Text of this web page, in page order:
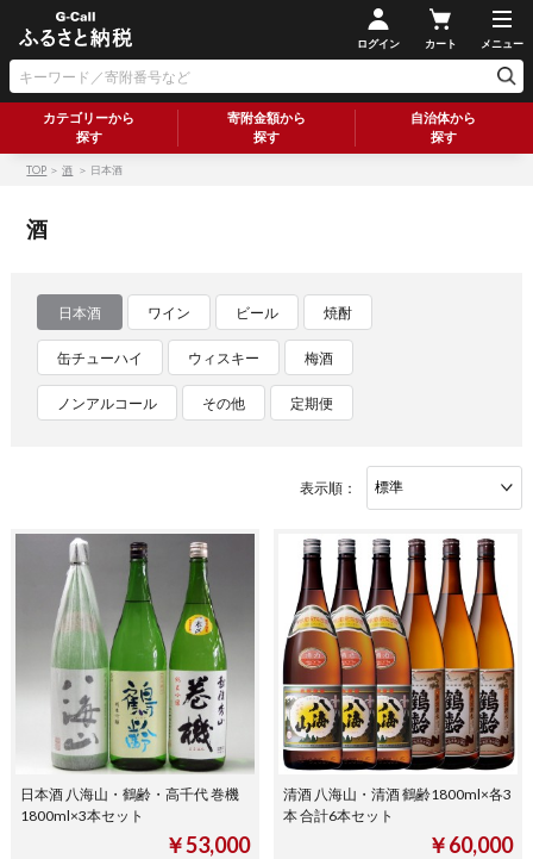
ログイン カート メニュー
カテゴリーから
探す
寄附金額から
探す
自治体から
探す
TOP ＞酒 ＞ 日本酒
酒
日本酒 ワイン ビール 焼酎
缶チューハイ ウィスキー 梅酒
ノンアルコール その他 定期便
表示順：
日本酒 八海山・鶴齢・高千代 巻機
1800ml×3本セット
￥53,000
清酒 八海山・清酒 鶴齢1800ml×各3
本 合計6本セット
￥60,000